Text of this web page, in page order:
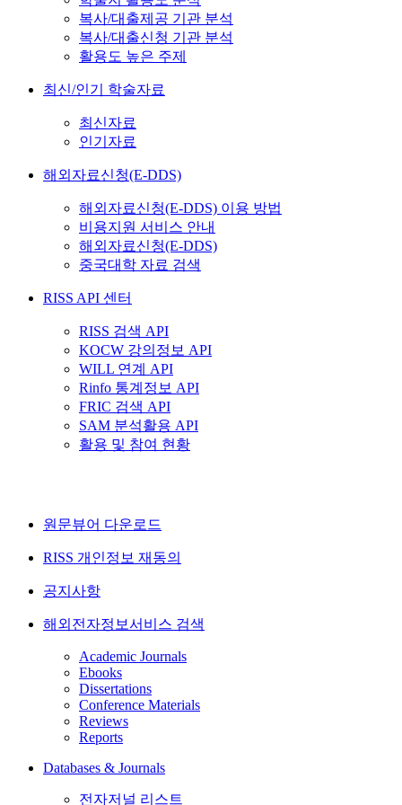
복사/대출제공 기관 분석
복사/대출신청 기관 분석
활용도 높은 주제
최신/인기 학술자료
최신자료
인기자료
해외자료신청(E-DDS)
해외자료신청(E-DDS) 이용 방법
비용지원 서비스 안내
해외자료신청(E-DDS)
중국대학 자료 검색
RISS API 센터
RISS 검색 API
KOCW 강의정보 API
WILL 연계 API
Rinfo 통계정보 API
FRIC 검색 API
SAM 분석활용 API
활용 및 참여 현황
원문뷰어 다운로드
RISS 개인정보 재동의
공지사항
해외전자정보서비스 검색
Academic Journals
Ebooks
Dissertations
Conference Materials
Reviews
Reports
Databases & Journals
전자저널 리스트